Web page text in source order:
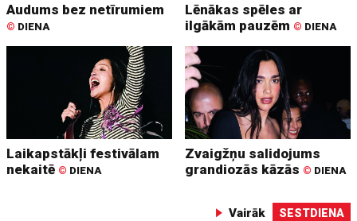
Audums bez netīrumiem
© DIENA
Lēnākas spēles ar
ilgākām pauzēm © DIENA
Laikapstākļi festivālam
nekaitē © DIENA
Zvaigžņu salidojums
grandiozās kāzās © DIENA
Vairāk SESTDIENA